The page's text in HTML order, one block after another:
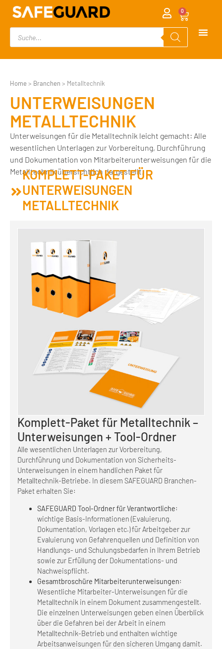
0
Home > Branchen > Metalltechnik
UNTERWEISUNGEN
METALLTECHNIK
Unterweisungen für die Metalltechnik leicht gemacht: Alle
wesentlichen Unterlagen zur Vorbereitung, Durchführung
und Dokumentation von Mitarbeiterunterweisungen für die
Metalltechnik übersichtlich dargestellt.
KOMPLETT-PAKET FÜR
UNTERWEISUNGEN
METALLTECHNIK
Komplett-Paket für Metalltechnik –
Unterweisungen + Tool-Ordner
Alle wesentlichen Unterlagen zur Vorbereitung,
Durchführung und Dokumentation von Sicherheits-
Unterweisungen in einem handlichen Paket für
Metalltechnik-Betriebe. In diesem SAFEGUARD Branchen-
Paket erhalten Sie:
SAFEGUARD Tool-Ordnerfür Verantwortliche:
wichtige Basis-Informationen (Evaluierung,
Dokumentation, Vorlagen etc.) für Arbeitgeber zur
Evaluierung von Gefahrenquellen und Definition von
Handlungs- und Schulungsbedarfen in Ihrem Betrieb
sowie zur Erfüllung der Dokumentations- und
Nachweispflicht.
Gesamtbroschüre Mitarbeiterunterweisungen:
Wesentliche Mitarbeiter-Unterweisungen für die
Metalltechnik in einem Dokument zusammengestellt.
Die einzelnen Unterweisungen geben einen Überblick
über die Gefahren bei der Arbeit in einem
Metalltechnik-Betrieb und enthalten wichtige
Arbeitsanweisungen für den sicheren Umgang damit.